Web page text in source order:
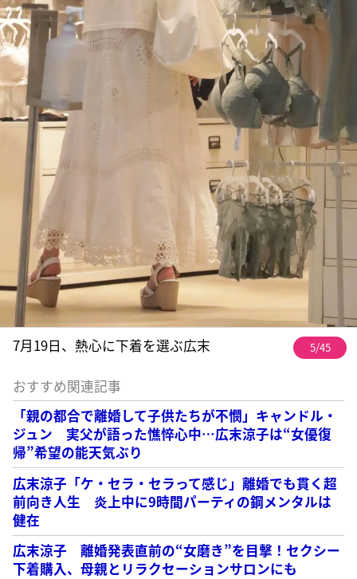
7月19日、熱心に下着を選ぶ広末 5/45
おすすめ関連記事
「親の都合で離婚して子供たちが不憫」キャンドル・
ジュン 実父が語った憔悴心中…広末涼子は“女優復
帰”希望の能天気ぶり
広末涼子「ケ・セラ・セラって感じ」離婚でも貫く超
前向き人生 炎上中に9時間パーティの鋼メンタルは
健在
広末涼子 離婚発表直前の“女磨き”を目撃！セクシー
下着購入、母親とリラクセーションサロンにも